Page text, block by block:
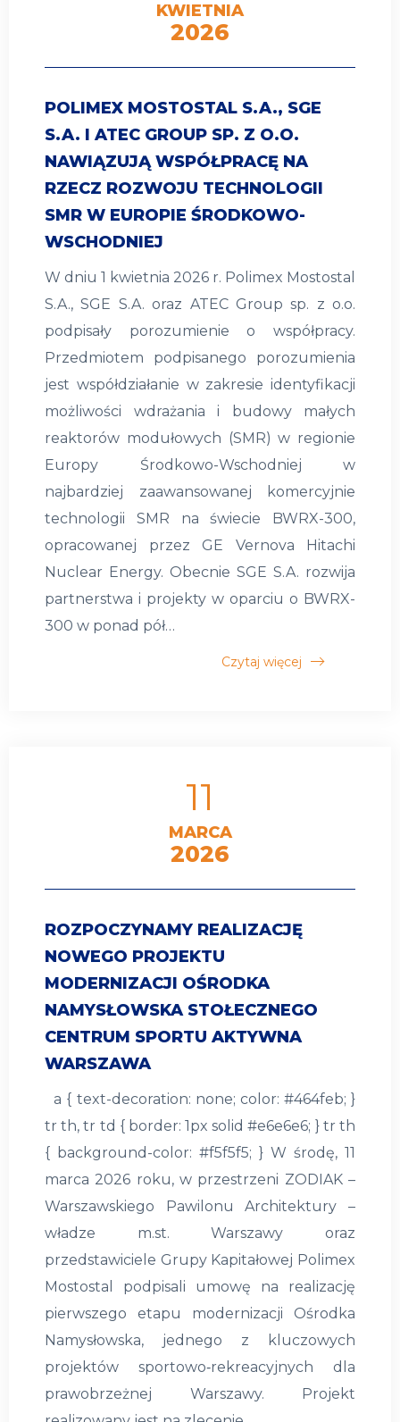
KWIETNIA
2026
POLIMEX MOSTOSTAL S.A., SGE
S.A. I ATEC GROUP SP. Z O.O.
NAWIĄZUJĄ WSPÓŁPRACĘ NA
RZECZ ROZWOJU TECHNOLOGII
SMR W EUROPIE ŚRODKOWO-
WSCHODNIEJ
W dniu 1 kwietnia 2026 r. Polimex Mostostal
S.A., SGE S.A. oraz ATEC Group sp. z o.o.
podpisały porozumienie o współpracy.
Przedmiotem podpisanego porozumienia
jest współdziałanie w zakresie identyfikacji
możliwości wdrażania i budowy małych
reaktorów modułowych (SMR) w regionie
Europy Środkowo-Wschodniej w
najbardziej zaawansowanej komercyjnie
technologii SMR na świecie BWRX-300,
opracowanej przez GE Vernova Hitachi
Nuclear Energy. Obecnie SGE S.A. rozwija
partnerstwa i projekty w oparciu o BWRX-
300 w ponad pół…
Czytaj więcej
11
MARCA
2026
ROZPOCZYNAMY REALIZACJĘ
NOWEGO PROJEKTU
MODERNIZACJI OŚRODKA
NAMYSŁOWSKA STOŁECZNEGO
CENTRUM SPORTU AKTYWNA
WARSZAWA
a { text-decoration: none; color: #464feb; }
tr th, tr td { border: 1px solid #e6e6e6; } tr th
{ background-color: #f5f5f5; } W środę, 11
marca 2026 roku, w przestrzeni ZODIAK –
Warszawskiego Pawilonu Architektury –
władze m.st. Warszawy oraz
przedstawiciele Grupy Kapitałowej Polimex
Mostostal podpisali umowę na realizację
pierwszego etapu modernizacji Ośrodka
Namysłowska, jednego z kluczowych
projektów sportowo‑rekreacyjnych dla
prawobrzeżnej Warszawy. Projekt